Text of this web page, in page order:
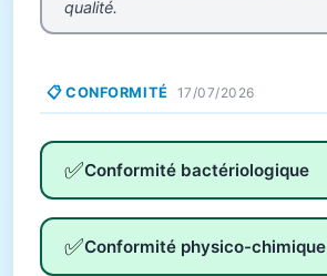
qualité.
📋 CONFORMITÉ 17/07/2026
✅Conformité bactériologique
✅Conformité physico-chimique